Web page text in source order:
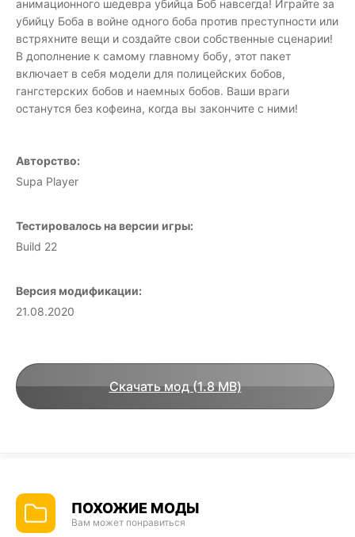
анимационного шедевра убийца Боб навсегда! Играйте за
убийцу Боба в войне одного боба против преступности или
встряхните вещи и создайте свои собственные сценарии!
В дополнение к самому главному бобу, этот пакет
включает в себя модели для полицейских бобов,
гангстерских бобов и наемных бобов. Ваши враги
останутся без кофеина, когда вы закончите с ними!
Авторство:
Supa Player
Тестировалось на версии игры:
Build 22
Версия модификации:
21.08.2020
Скачать мод (1.8 MB)
ПОХОЖИЕ МОДЫ
Вам может понравиться